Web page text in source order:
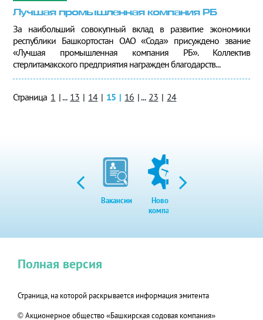
Лучшая промышленная компания РБ
За наибольший совокупный вклад в развитие экономики
республики Башкортостан ОАО «Сода» присуждено звание
«Лучшая промышленная компания РБ». Коллектив
стерлитамакского предприятия награжден благодарств...
Страница 1 | ... 13 | 14 | 15 | 16 | ... 23 | 24
Вакансии
Новости
компании
Страница, на которой раскрывается информация эмитента
© Акционерное общество «Башкирская содовая компания»
Полная версия